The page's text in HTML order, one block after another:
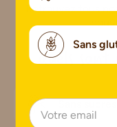
Retrouvez tous
QuelsSans